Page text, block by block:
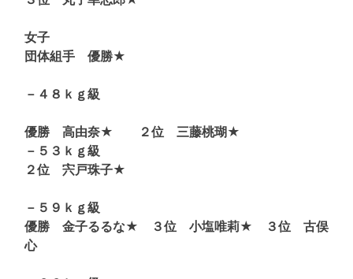
女子
団体組手 優勝★
－４８ｋｇ級
優勝 高由奈★ ２位 三藤桃瑚★
－５３ｋｇ級
２位 宍戸珠子★
－５９ｋｇ級
優勝 金子るるな★ ３位 小塩唯莉★ ３位 古俣
心